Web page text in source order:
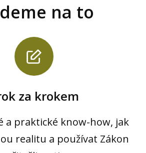
na to
za krokem
a praktické know-how, jak
realitu a používat Zákon